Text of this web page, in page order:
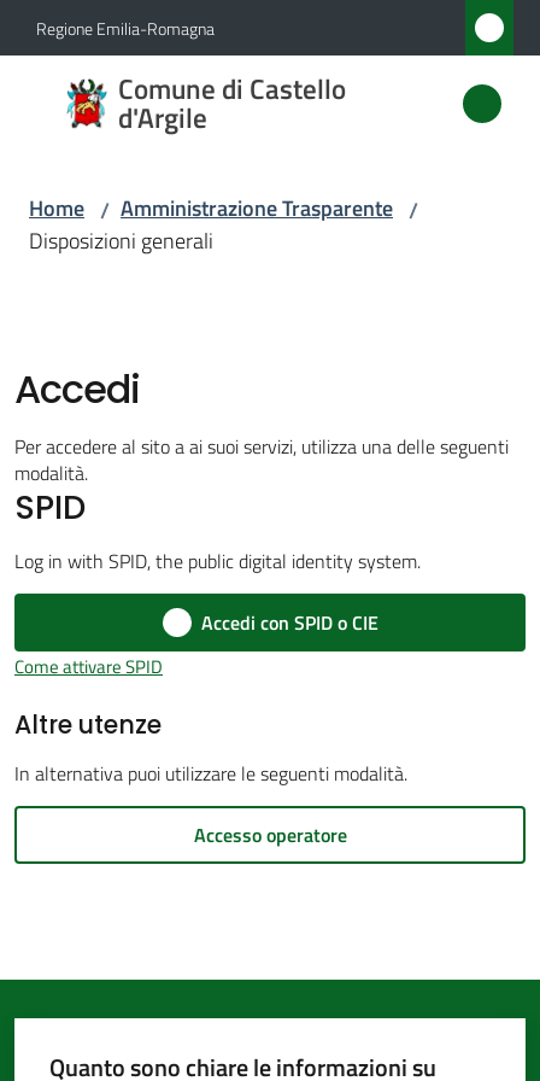
Vai al contenuto
Vai alla navigazione
Vai al footer
Regione Emilia-Romagna
Comune di Castello
d'Argile
Comune
di
Novità
Servizi
Vivere
d'Argile
Amministrazione
Trasparente
Menu selezionato
gli
Home / Amministrazione Trasparente /
Disposizioni generali
Accedi
Per accedere al sito a ai suoi servizi, utilizza una delle seguenti
modalità.
SPID
Log in with SPID, the public digital identity system.
Accedi con SPID o CIE
Come attivare SPID
Altre utenze
In alternativa puoi utilizzare le seguenti modalità.
Accesso operatore
Quanto sono chiare le informazioni su